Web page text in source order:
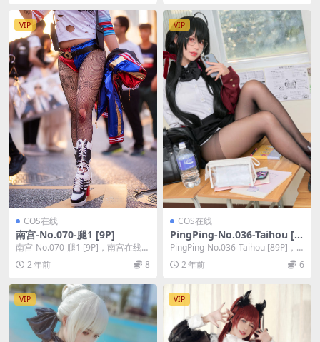
VIP
COS在线
南宫-No.070-腿1 [9P]
南宫-No.070-腿1 [9P]，南宫在线作
品导航：南宫套图合集。
2 年前 8
VIP
COS在线
PingPing-No.036-Taihou [8
9P]
PingPing-No.036-Taihou [89P]，Pi
ngPing在线作...
2 年前 6
VIP VIP